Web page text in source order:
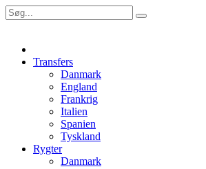
Transfers
Danmark
England
Frankrig
Italien
Spanien
Tyskland
Rygter
Danmark